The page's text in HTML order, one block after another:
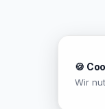
🍪
Wir